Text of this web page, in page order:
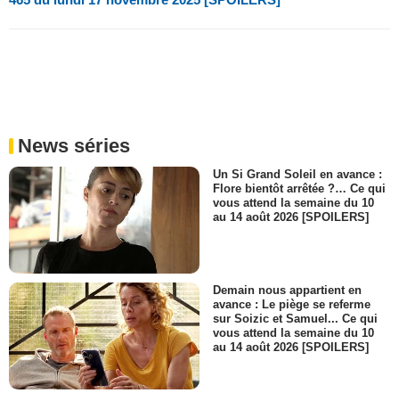
News séries
Un Si Grand Soleil en avance :
Flore bientôt arrêtée ?… Ce qui
vous attend la semaine du 10
au 14 août 2026 [SPOILERS]
Demain nous appartient en
avance : Le piège se referme
sur Soizic et Samuel... Ce qui
vous attend la semaine du 10
au 14 août 2026 [SPOILERS]